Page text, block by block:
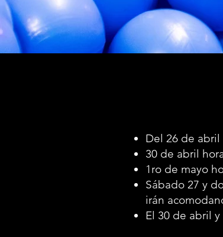
Del 26 de
30 de abril
1ro de mayo
Sábado 27 y
irán
El 30 de abril